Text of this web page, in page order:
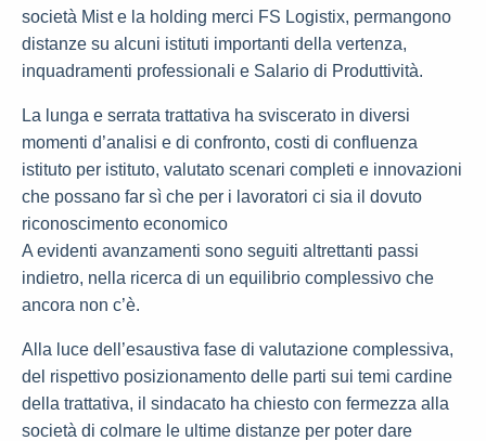
società Mist e la holding merci FS Logistix, permangono
distanze su alcuni istituti importanti della vertenza,
inquadramenti professionali e Salario di Produttività.
La lunga e serrata trattativa ha sviscerato in diversi
momenti d’analisi e di confronto, costi di confluenza
istituto per istituto, valutato scenari completi e innovazioni
che possano far sì che per i lavoratori ci sia il dovuto
riconoscimento economico
A evidenti avanzamenti sono seguiti altrettanti passi
indietro, nella ricerca di un equilibrio complessivo che
ancora non c’è.
Alla luce dell’esaustiva fase di valutazione complessiva,
del rispettivo posizionamento delle parti sui temi cardine
della trattativa, il sindacato ha chiesto con fermezza alla
società di colmare le ultime distanze per poter dare